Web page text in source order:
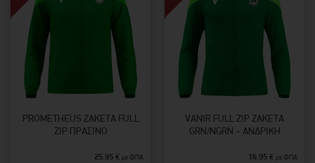
PROMETHEUS ΖΑΚΈΤΑ FULL
ZIP ΠΡΆΣΙΝΟ
25.95 € με ΦΠΑ
VANIR FULL ZIP ΖΑΚΈΤΑ
GRN/NGRN – ΑΝΔΡΙΚΉ
16.95 € με ΦΠΑ